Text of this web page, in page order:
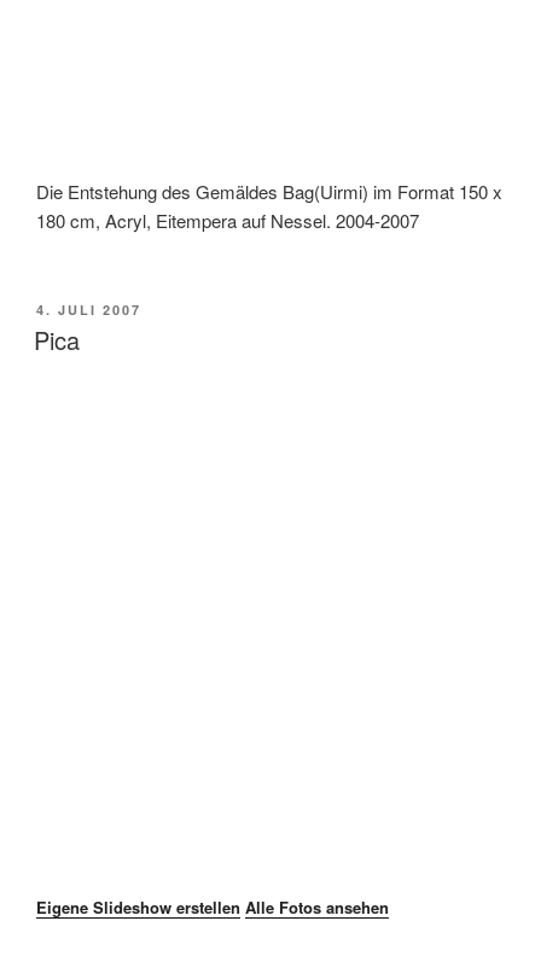
Die Entstehung des Gemäldes Bag(Uirmi) im Format 150 x
180 cm, Acryl, Eitempera auf Nessel. 2004-2007
POSTED
ON
4. JULI 2007
Pica
Eigene Slideshow erstellen Alle Fotos ansehen